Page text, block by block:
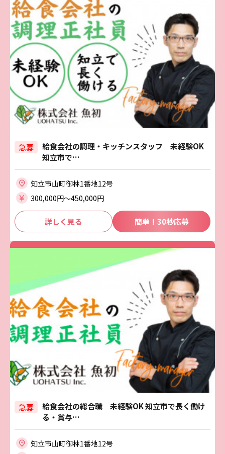
急募
給食会社の調理・キッチンスタッフ 未経験OK
知立市で…
知立市山町御林1番地12号
300,000円〜450,000円
詳しく見る 簡単！30秒応募
急募
給食会社の総合職 未経験OK 知立市で長く働け
る・賞与…
知立市山町御林1番地12号